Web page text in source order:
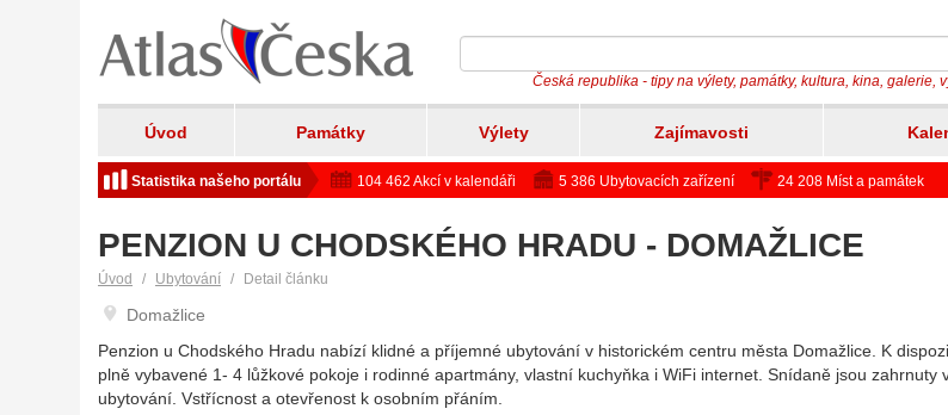
Česká republika - tipy na výlety, památky, kultura, kina, galerie,
Úvod Památky Výlety Zajímavosti
Statistika našeho portálu 104 462 Akcí v kalendáři 5 386 Ubytovacích zařízení 24 208 Míst a památek
PENZION U CHODSKÉHO HRADU - DOMAŽLICE
Úvod Ubytování Detail článku
Domažlice
Penzion u Chodského Hradu nabízí klidné a příjemné ubytování v historickém centru města Domažlice. K
plně vybavené 1- 4 lůžkové pokoje i rodinné apartmány, vlastní kuchyňka i WiFi internet. Snídaně jsou zahrnuty
ubytování. Vstřícnost a otevřenost k osobním přáním.